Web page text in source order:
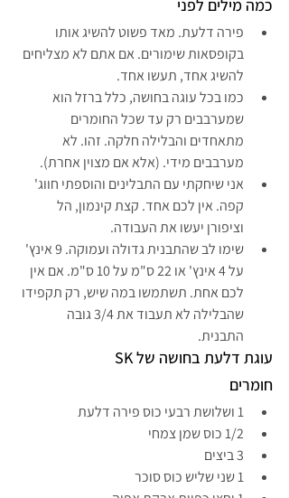
כמה מילים לפני
פירה דלעת. מאד פשוט להשיג אותו
בקופסאות שימורים. אם אתם לא מצליחים
להשיג אחד, תעשו אחד.
כמו בכל עוגה בחושה, כלל ברזל הוא
שמערבבים רק עד שכל החומרים
מתאחדים והבלילה חלקה. זהו. לא
מערבבים מידי. (אלא אם מצוין אחרת).
אני שיחקתי עם התבלינים והוספתי חווג'
קפה. אין לכם אחד. קצת קינמון, הל
וציפורן יעשו את העבודה.
שימו לב שהתבנית גדולה ועמוקה. 9 אינץ'
על 4 אינץ' או 22 ס"מ על 10 ס"מ. אם אין
לכם אחת. תשתמשו במה שיש, רק תקפידו
שהבלילה לא תעבוד את 3/4 גובה
התבנית.
עוגת דלעת בחושה של SK
חומרים
1 ושלושת רבעי כוס פירה דלעת
1/2 כוס שמן צמחי
3 ביצים
1 שני שליש כוס סוכר